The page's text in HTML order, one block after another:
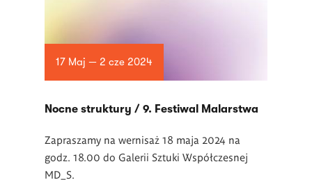
17 Maj — 2 cze 2024
Nocne struktury / 9. Festiwal Malarstwa
Zapraszamy na wernisaż 18 maja 2024 na
godz. 18.00 do Galerii Sztuki Współczesnej
MD_S.